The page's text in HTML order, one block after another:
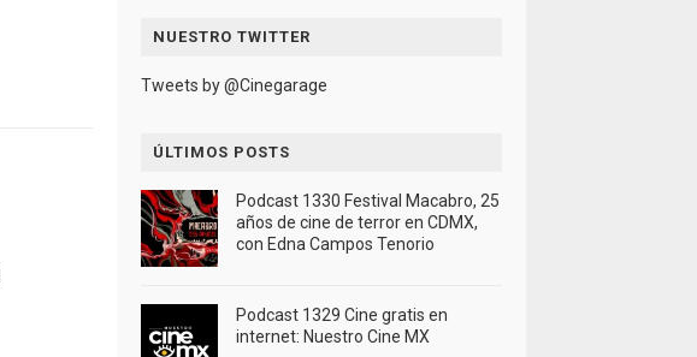
NUESTRO TWITTER
Tweets by @Cinegarage
ÚLTIMOS POSTS
Podcast 1330 Festival Macabro, 25
años de cine de terror en CDMX,
con Edna Campos Tenorio
Podcast 1329 Cine gratis en
internet: Nuestro Cine MX